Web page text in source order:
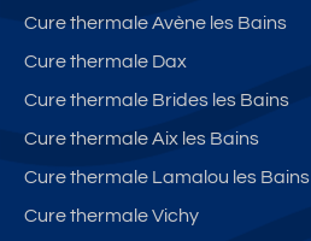
Cure thermale Avène les Bains
Cure thermale Dax
Cure thermale Brides les Bains
Cure thermale Aix les Bains
Cure thermale Lamalou les Bains
Cure thermale Vichy